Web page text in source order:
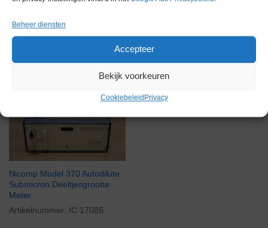
Beheer diensten
Accepteer
Bekijk voorkeuren
Cookiebeleid Privacy
Gerelateerde producten
Nicomp Model 370 Autodilute
Submicron Deeltjesgrootte
Meter
Artikelnummer: IC 17085